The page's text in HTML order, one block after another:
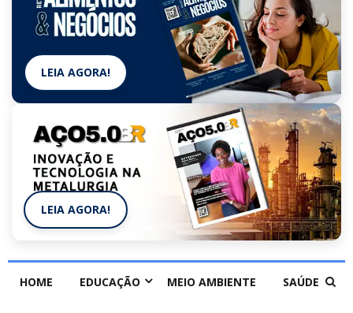
LEIA AGORA!
LEIA AGORA!
HOME EDUCAÇÃO MEIO AMBIENTE SAÚDE